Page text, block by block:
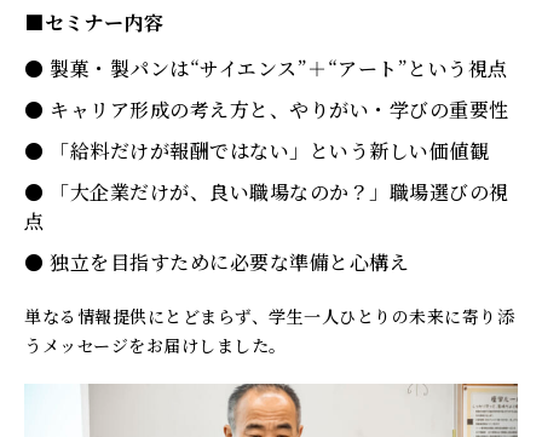
■セミナー内容
● 製菓・製パンは“サイエンス”＋“アート”という視点
● キャリア形成の考え方と、やりがい・学びの重要性
● 「給料だけが報酬ではない」という新しい価値観
● 「大企業だけが、良い職場なのか？」職場選びの視
点
● 独立を目指すために必要な準備と心構え
単なる情報提供にとどまらず、学生一人ひとりの未来に寄り添
うメッセージをお届けしました。